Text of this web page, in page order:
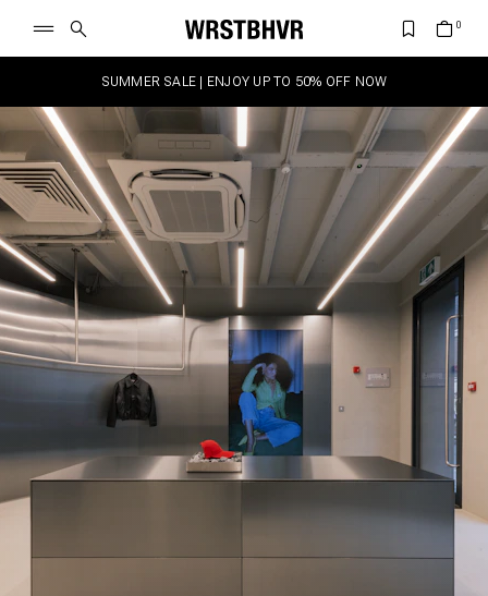
SUMMER SALE | ENJOY UP TO 50% OFF NOW